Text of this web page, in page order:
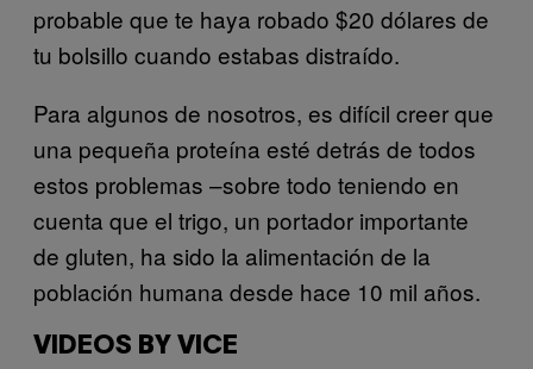
probable que te haya robado $20 dólares de
tu bolsillo cuando estabas distraído.
Para algunos de nosotros, es difícil creer que
una pequeña proteína esté detrás de todos
estos problemas –sobre todo teniendo en
cuenta que el trigo, un portador importante
de gluten, ha sido la alimentación de la
población humana desde hace 10 mil años.
VIDEOS BY VICE